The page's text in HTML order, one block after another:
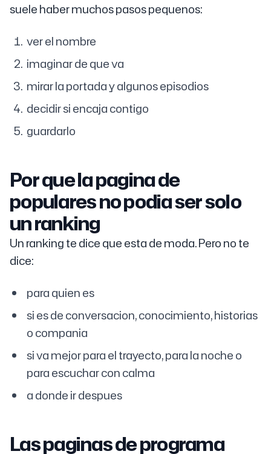
suele haber muchos pasos pequenos:
ver el nombre
imaginar de que va
mirar la portada y algunos episodios
decidir si encaja contigo
guardarlo
Por que la pagina de
populares no podia ser solo
un ranking
Un ranking te dice que esta de moda. Pero no te
dice:
para quien es
si es de conversacion, conocimiento, historias
o compania
si va mejor para el trayecto, para la noche o
para escuchar con calma
a donde ir despues
Las paginas de programa